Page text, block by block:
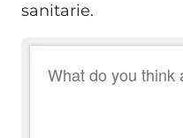
sanitarie.